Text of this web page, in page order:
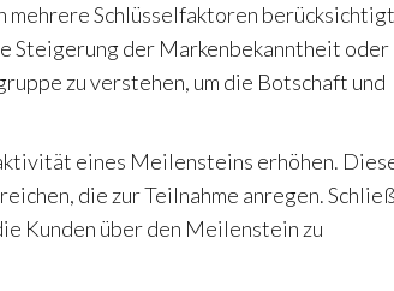
Schlüsselfaktoren berücksichtigt
Steigerung der Markenbekanntheit oder
zu verstehen, um die Botschaft und
eines Meilensteins erhöhen.
die zur Teilnahme anregen.
Kunden über den Meilenstein zu